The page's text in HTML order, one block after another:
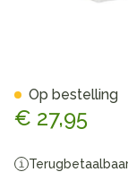
€ 27,95
Op bestelling